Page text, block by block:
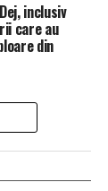
inclusiv
care au
din